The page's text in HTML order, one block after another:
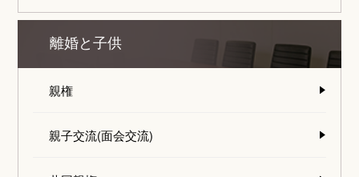
離婚と子供
親権
親子交流(面会交流)